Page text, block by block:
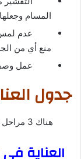
المسام
عدم لمس
منع أي من
عمل
جدول
هناك 3 مراحل عند القيام
العناية